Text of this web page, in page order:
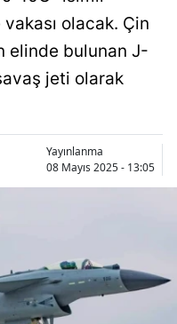
olacak. Çin
elinde bulunan J-
jeti olarak
Yayınlanma
08 Mayıs 2025 - 13:05